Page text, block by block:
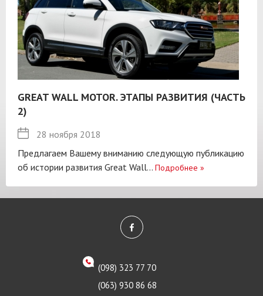
GREAT WALL MOTOR. ЭТАПЫ РАЗВИТИЯ (ЧАСТЬ
2)
28 ноября 2018
Предлагаем Вашему вниманию следующую публикацию
об истории развития Great Wall... Подробнее »
(098) 323 77 70
(063) 930 86 68